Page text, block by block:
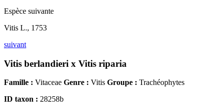
Espèce suivante
Vitis L., 1753
suivant
Vitis berlandieri x Vitis riparia
Famille : Vitaceae Genre : Vitis Groupe : Trachéophytes
ID taxon : 28258b